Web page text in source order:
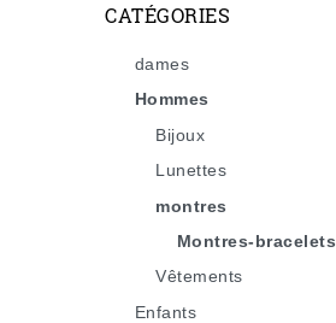
CATÉGORIES
dames
Hommes
Bijoux
Lunettes
montres
Montres-bracelets
Vêtements
Enfants